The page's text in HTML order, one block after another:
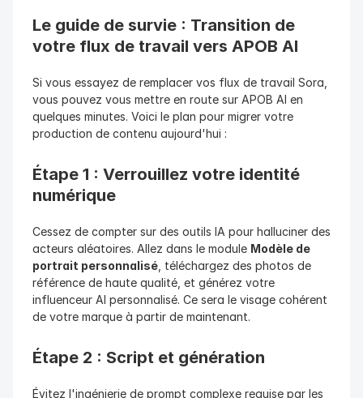
Le guide de survie : Transition de
votre flux de travail vers APOB AI
Si vous essayez de remplacer vos flux de travail Sora,
vous pouvez vous mettre en route sur APOB AI en
quelques minutes. Voici le plan pour migrer votre
production de contenu aujourd'hui :
Étape 1 : Verrouillez votre identité
numérique
Cessez de compter sur des outils IA pour halluciner des
acteurs aléatoires. Allez dans le module Modèle de
portrait personnalisé , téléchargez des photos de
référence de haute qualité, et générez votre
influenceur AI personnalisé. Ce sera le visage cohérent
de votre marque à partir de maintenant.
Étape 2 : Script et génération
Évitez l'ingénierie de prompt complexe requise par les